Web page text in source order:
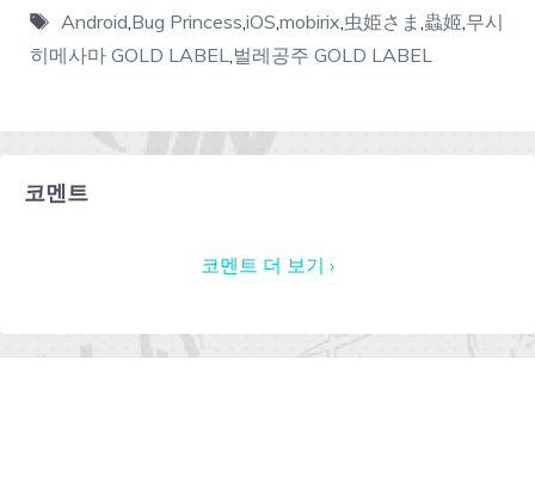
Android Bug Princess iOS mobirix 虫姫さま 蟲姬 무시
히메사마 GOLD LABEL 벌레공주 GOLD LABEL
코멘트
코멘트 더 보기 ›